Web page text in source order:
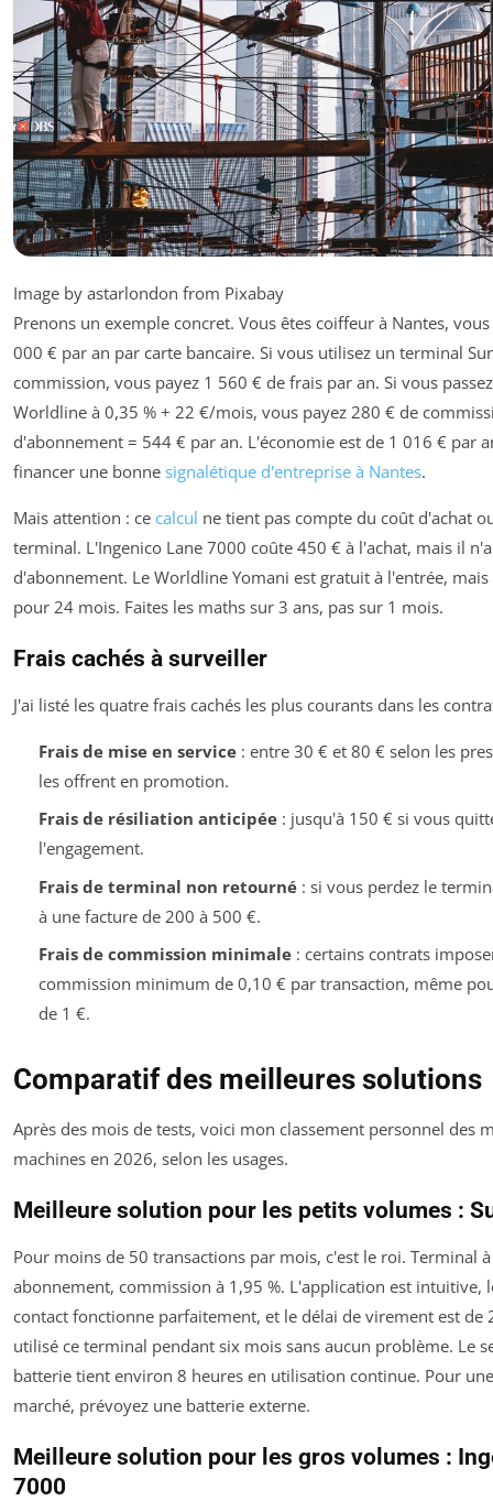
Image by astarlondon from Pixabay
Prenons un exemple concret. Vous êtes coiffeur à Nantes,
000 € par an par carte bancaire. Si vous utilisez un terminal
commission, vous payez 1 560 € de frais par an. Si vous
Worldline à 0,35 % + 22 €/mois, vous payez 280 € de
d'abonnement = 544 € par an. L'économie est de 1 016 € par
financer une bonne signalétique d'entreprise à Nantes.
Mais attention : ce calcul ne tient pas compte du coût d'achat
terminal. L'Ingenico Lane 7000 coûte 450 € à l'achat, mais il
d'abonnement. Le Worldline Yomani est gratuit à l'entrée, mais
pour 24 mois. Faites les maths sur 3 ans, pas sur 1 mois.
Frais cachés à surveiller
J'ai listé les quatre frais cachés les plus courants dans les
Frais de mise en service: entre 30 € et 80 € selon les
les offrent en promotion.
Frais de résiliation anticipée: jusqu'à 150 € si vous
l'engagement.
Frais de terminal non retourné: si vous perdez le
à une facture de 200 à 500 €.
Frais de commission minimale: certains contrats
commission minimum de 0,10 € par transaction, même
de 1 €.
Comparatif des meilleures solutions
Après des mois de tests, voici mon classement personnel des
machines en 2026, selon les usages.
Meilleure solution pour les petits volumes :
Pour moins de 50 transactions par mois, c'est le roi. Terminal
abonnement, commission à 1,95 %. L'application est intuitive,
contact fonctionne parfaitement, et le délai de virement est de
utilisé ce terminal pendant six mois sans aucun problème. Le
batterie tient environ 8 heures en utilisation continue. Pour
marché, prévoyez une batterie externe.
Meilleure solution pour les gros volumes :
7000